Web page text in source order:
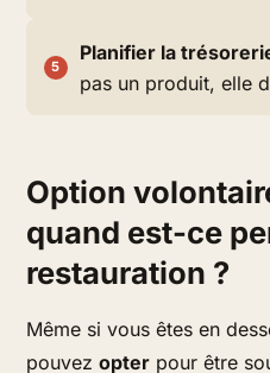
Planifier la
pas un produit, elle
Option
quand est-ce
restauration ?
Même si vous êtes en
pouvezopter pour être